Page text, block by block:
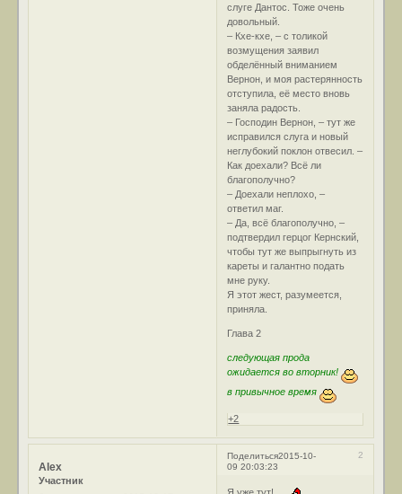
слуге Дантос. Тоже очень
довольный.
– Кхе-кхе, – с толикой
возмущения заявил
обделённый вниманием
Вернон, и моя растерянность
отступила, её место вновь
заняла радость.
– Господин Вернон, – тут же
исправился слуга и новый
неглубокий поклон отвесил. –
Как доехали? Всё ли
благополучно?
– Доехали неплохо, –
ответил маг.
– Да, всё благополучно, –
подтвердил герцог Кернский,
чтобы тут же выпрыгнуть из
кареты и галантно подать
мне руку.
Я этот жест, разумеется,
приняла.
Глава 2
следующая прода
ожидается во вторник!
в привычное время
+2
Поделиться 2
2015-10-
09 20:03:23
Alex
Участник